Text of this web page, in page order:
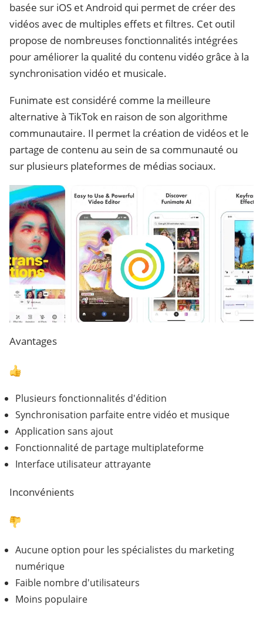
basée sur iOS et Android qui permet de créer des
vidéos avec de multiples effets et filtres. Cet outil
propose de nombreuses fonctionnalités intégrées
pour améliorer la qualité du contenu vidéo grâce à la
synchronisation vidéo et musicale.
Funimate est considéré comme la meilleure
alternative à TikTok en raison de son algorithme
communautaire. Il permet la création de vidéos et le
partage de contenu au sein de sa communauté ou
sur plusieurs plateformes de médias sociaux.
Avantages
Plusieurs fonctionnalités d'édition
Synchronisation parfaite entre vidéo et musique
Application sans ajout
Fonctionnalité de partage multiplateforme
Interface utilisateur attrayante
Inconvénients
Aucune option pour les spécialistes du marketing
numérique
Faible nombre d'utilisateurs
Moins populaire